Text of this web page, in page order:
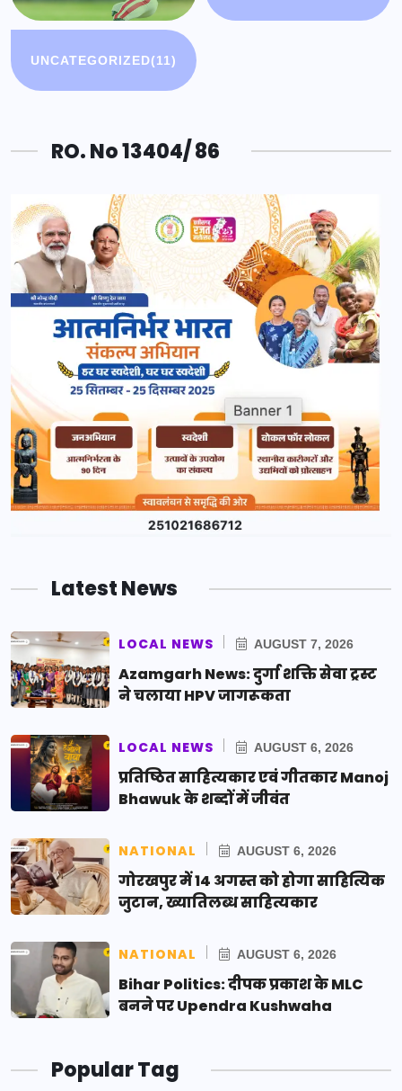
UNCATEGORIZED(11)
RO. No 13404/ 86
Latest News
LOCAL NEWS AUGUST 7, 2026
Azamgarh News: दुर्गा शक्ति सेवा ट्रस्ट
ने चलाया HPV जागरूकता
LOCAL NEWS AUGUST 6, 2026
प्रतिष्ठित साहित्यकार एवं गीतकार Manoj
Bhawuk के शब्दों में जीवंत
NATIONAL AUGUST 6, 2026
गोरखपुर में 14 अगस्त को होगा साहित्यिक
जुटान, ख्यातिलब्ध साहित्यकार
NATIONAL AUGUST 6, 2026
Bihar Politics: दीपक प्रकाश के MLC
बनने पर Upendra Kushwaha
Popular Tag